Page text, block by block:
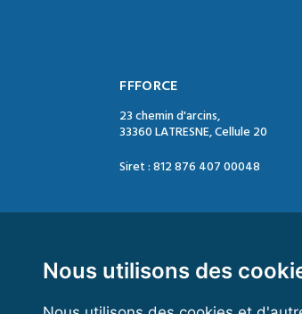
Nous utilisons des
FFFORCE
23 chemin d'arcins,
33360 LATRESNE, Cellule 20
Siret : 812 876 407 00048
Mail : contact@ffforce.fr